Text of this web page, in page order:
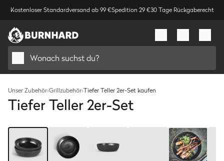
Kostenloser Standardversand ab 99 €Spedition 29 €30 Tage Rückgaberecht
Wonach suchst du?
Unser Zubehör›Grillzubehör›Tiefer Teller 2er-Set kaufen
Tiefer Teller 2er-Set
Bild